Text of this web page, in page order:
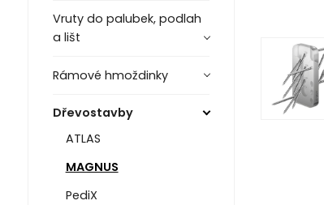
Vruty do palubek, podlah
a lišt
Rámové hmoždinky
Dřevostavby
ATLAS
MAGNUS
PediX